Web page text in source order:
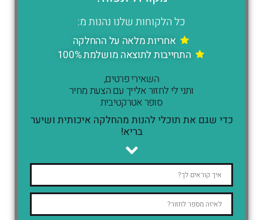
כל הלקוחות שלנו נהנות מ:
אחריות מלאה על ההחלקה
התחייבות לתוצאה מושלמת 100%
השאירי פרטים,
ותני לי לחזור אלייך עם הצעת מחיר
סופר אטרקטיבית
כדי שגם את תוכלי להנות מהחלקה איכותית ושיער
בריא!